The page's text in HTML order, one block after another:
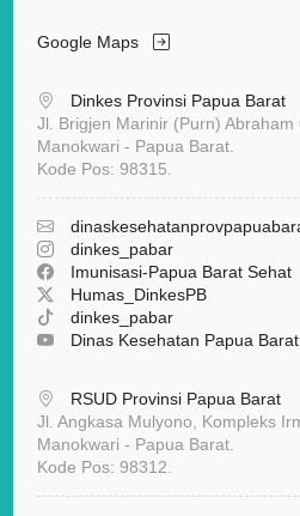
Google Maps
Dinkes Provinsi Papua Barat
Jl. Brigjen Marinir (Purn) Abraham
Manokwari - Papua Barat.
Kode Pos: 98315.
dinkes_pabar
Imunisasi-Papua Barat Sehat
Humas_DinkesPB
dinkes_pabar
Dinas Kesehatan Papua Barat
RSUD Provinsi Papua Barat
Jl. Angkasa Mulyono, Kompleks
Manokwari - Papua Barat.
Kode Pos: 98312.